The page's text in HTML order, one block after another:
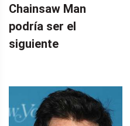
Chainsaw Man
podría ser el
siguiente